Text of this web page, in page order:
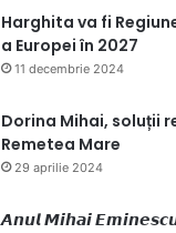
Harghita va fi
a Europei în 2027
11 decembrie 2024
Dorina Mihai, soluții
Remetea Mare
29 aprilie 2024
𝘼𝙣𝙪𝙡 𝙈𝙞𝙝𝙖𝙞